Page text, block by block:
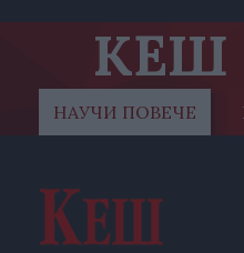
КЕШ
НАУЧИ ПОВЕЧЕ